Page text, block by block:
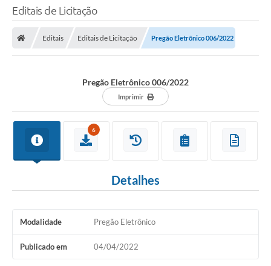
Editais de Licitação
Editais Editais de Licitação Pregão Eletrônico 006/2022
Pregão Eletrônico 006/2022
Imprimir
6
Detalhes
Modalidade Pregão Eletrônico
Publicado em 04/04/2022